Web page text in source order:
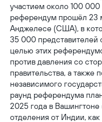
участием около 100
референдум прошёл 23
Анджелесе (США), в
35 000 представителей
целью этих
против давления со
правительства, а также
независимого
раунд референдума
2025 года в Вашингтоне
отделения от Индии,